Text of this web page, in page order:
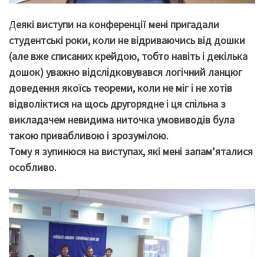
Деякі виступи на конференції мені пригадали
студентські роки, коли не відриваючись від дошки
(але вже списаних крейдою, тобто навіть і декілька
дошок) уважно відслідковувався логічний ланцюг
доведення якоїсь теореми, коли не міг і не хотів
відволіктися на щось другорядне і ця спільна з
викладачем невидима ниточка умовиводів була
такою привабливою і зрозумілою.
Тому я зупинюся на виступах, які мені запам’яталися
особливо.